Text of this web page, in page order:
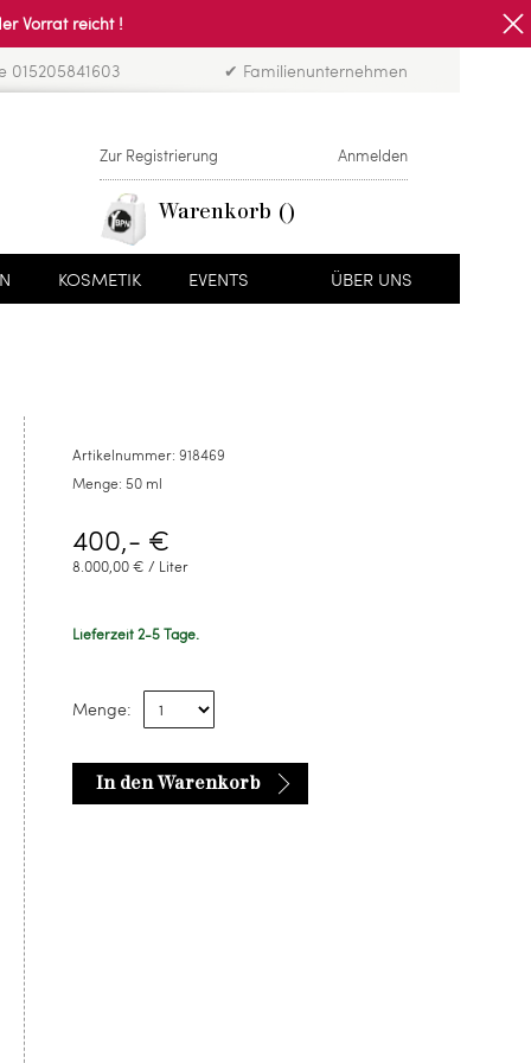
Vorrat reicht !
015205841603 ✔ Familienunternehmen
Zur Registrierung Anmelden
Warenkorb
KOSMETIK EVENTS ÜBER UNS
Artikelnummer: 918469
Menge: 50 ml
400,- €
8.000,00 € / Liter
Lieferzeit 2-5 Tage.
Menge:
In den Warenkorb